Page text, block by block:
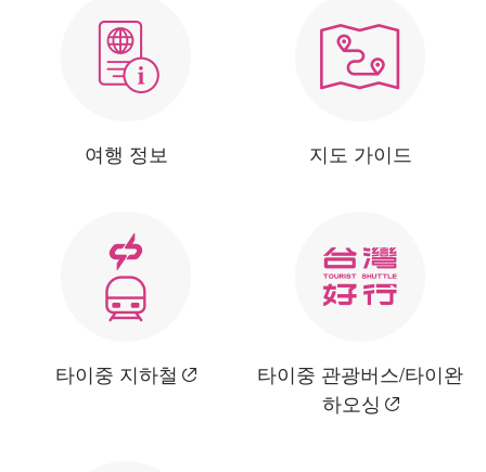
여행 정보 지도 가이드
타이중 지하철
타이중 관광버스/타이완
하오싱